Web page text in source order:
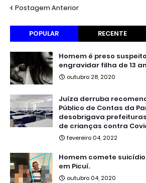
Postagem Anterior
POPULAR RECENTE
Homem é preso
engravidar filha de 13
outubro 28, 2020
Juíza derruba
Público de Contas da
desobrigava
de crianças contra
fevereiro 04, 2022
Homem comete
em Picuí.
outubro 04, 2020